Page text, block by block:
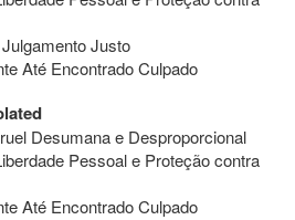
Justo
Até Encontrado Culpado
Desumana e Desproporcional
Pessoal e Proteção contra
Até Encontrado Culpado